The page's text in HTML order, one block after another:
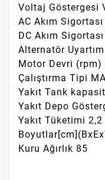
Voltaj Göstergesi
AC Akım
DC Akım
Alternatör
Motor Devri (rpm)
Çalıştırma Tipi
Yakıt Tank
Yakıt Depo
Yakıt Tüketimi
Kuru Ağırlık 85